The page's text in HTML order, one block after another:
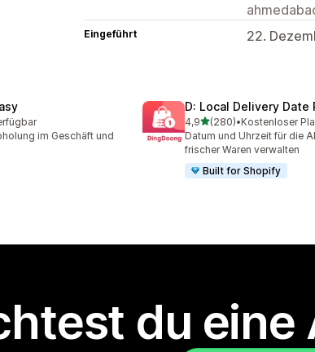
Eingeführt 22.
im Geschäft und
D: Local Delivery Date
4,9von 5 Sternen
(280)
280 Rezensionen
•Kostenloser
Datum und Uhrzeit für die
frischer Waren verwalten
Built for Shopify
du